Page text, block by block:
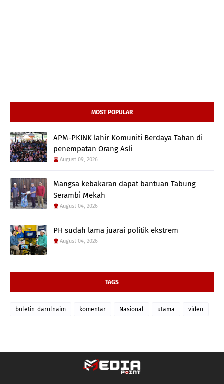
MOST POPULAR
APM-PKINK lahir Komuniti Berdaya Tahan di
penempatan Orang Asli
August 09, 2026
Mangsa kebakaran dapat bantuan Tabung
Serambi Mekah
August 04, 2026
PH sudah lama juarai politik ekstrem
August 04, 2026
TAGS
buletin-darulnaim komentar Nasional utama video